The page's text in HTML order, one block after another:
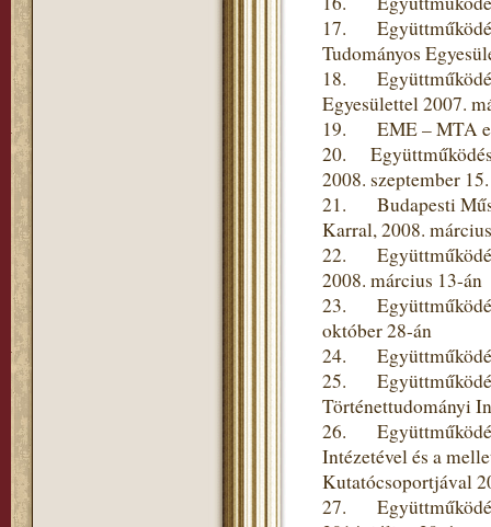
17.
Tudományos
18.
Egyesülettel 2007.
19. EME – MTA
20. Együttműködési
2008. szeptember 15.
21. Budapesti
Karral, 2008.
22.
2008. március 13-án
23.
október 28-án
24.
25.
Történettudományi
26.
Intézetével és a
Kutatócsoportjával
27.